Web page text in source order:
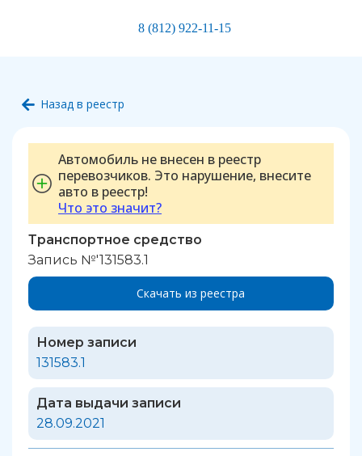
8 (812) 922-11-15
Назад в реестр
Автомобиль не внесен в реестр
перевозчиков. Это нарушение, внесите
авто в реестр!
Что это значит?
Транспортное средство
Запись №'131583.1
Скачать из реестра
Номер записи
131583.1
Дата выдачи записи
28.09.2021